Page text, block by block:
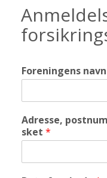
Foreningens navn
Adresse,
sket *